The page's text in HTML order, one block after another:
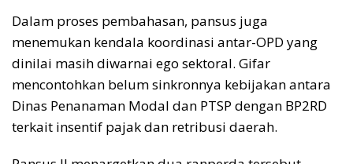
Dalam proses pembahasan, pansus juga
menemukan kendala koordinasi antar-OPD yang
dinilai masih diwarnai ego sektoral. Gifar
mencontohkan belum sinkronnya kebijakan antara
Dinas Penanaman Modal dan PTSP dengan BP2RD
terkait insentif pajak dan retribusi daerah.